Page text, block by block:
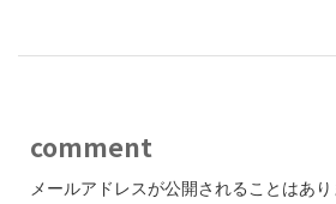
comment
メールアドレスが公開されることはあり